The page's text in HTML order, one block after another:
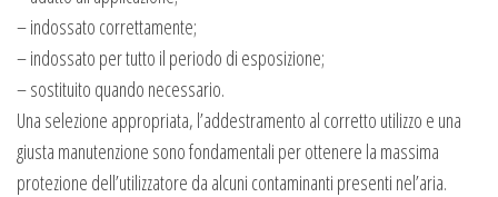
– indossato correttamente;
– indossato per tutto il periodo di esposizione;
– sostituito quando necessario.
Una selezione appropriata, l’addestramento al corretto utilizzo e una
giusta manutenzione sono fondamentali per ottenere la massima
protezione dell’utilizzatore da alcuni contaminanti presenti nel’aria.